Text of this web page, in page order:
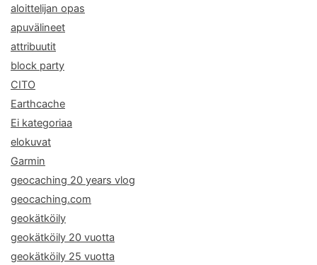
aloittelijan opas
apuvälineet
attribuutit
block party
CITO
Earthcache
Ei kategoriaa
elokuvat
Garmin
geocaching 20 years vlog
geocaching.com
geokätköily
geokätköily 20 vuotta
geokätköily 25 vuotta